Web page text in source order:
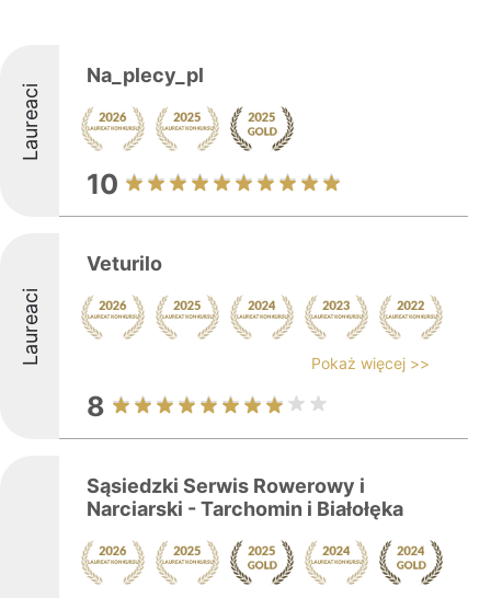
Laureaci
Na_plecy_pl
10
Laureaci
Veturilo
Pokaż więcej >>
8
Sąsiedzki Serwis Rowerowy i
Narciarski - Tarchomin i Białołęka